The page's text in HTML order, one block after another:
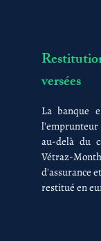
versées
La banque
l'emprunteur
au-delà du
Vétraz-
d'assurance
restitué en